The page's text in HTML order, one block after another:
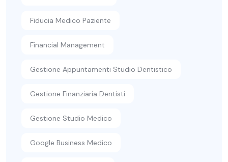
Fiducia Medico Paziente
Financial Management
Gestione Appuntamenti Studio Dentistico
Gestione Finanziaria Dentisti
Gestione Studio Medico
Google Business Medico